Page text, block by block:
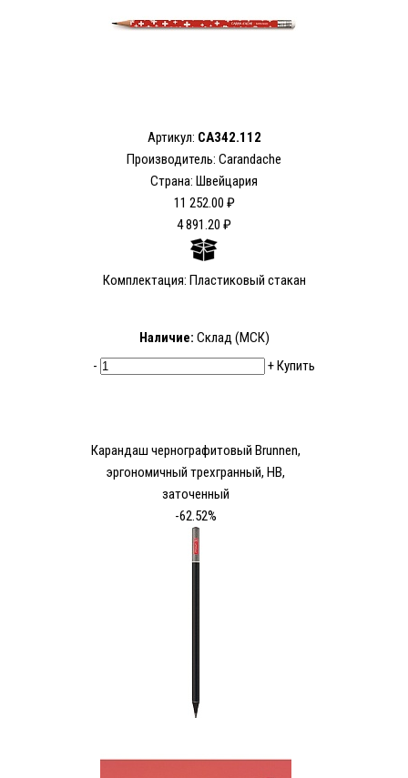
Артикул: CA342.112
Производитель: Carandache
Страна: Швейцария
11 252.00 ₽
4 891.20 ₽
Комплектация: Пластиковый стакан
Наличие: Склад (МСК)
-
+Купить
Карандаш чернографитовый Brunnen,
эргономичный трехгранный, HB,
заточенный
-62.52%